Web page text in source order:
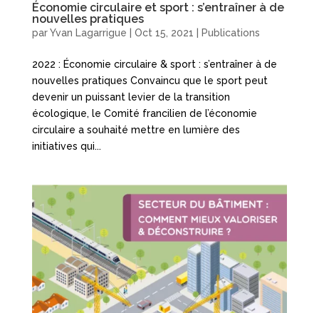
Économie circulaire et sport : s’entraîner à de
nouvelles pratiques
parYvan Lagarrigue Oct 15, 2021 Publications
2022 : Économie circulaire & sport : s’entraîner à de
nouvelles pratiques Convaincu que le sport peut
devenir un puissant levier de la transition
écologique, le Comité francilien de l’économie
circulaire a souhaité mettre en lumière des
initiatives qui...